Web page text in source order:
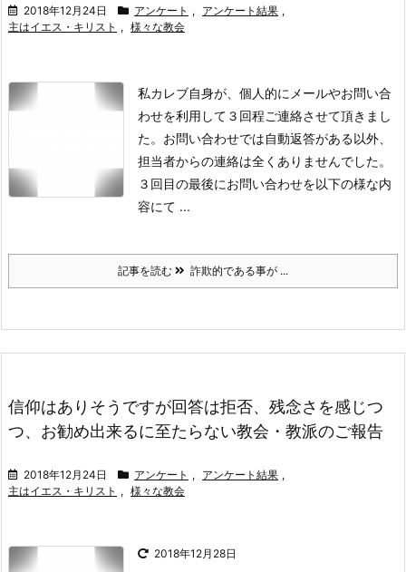
2018年12月24日 アンケート , アンケート結果 ,
主はイエス・キリスト , 様々な教会
私カレブ自身が、個人的にメールやお問い合
わせを利用して３回程ご連絡させて頂きまし
た。 お問い合わせでは自動返答がある以外、
担当者からの連絡は全くありませんでした。
３回目の最後にお問い合わせを以下の様な内
容にて ...
記事を読む 詐欺的である事が ...
信仰はありそうですが回答は拒否、残念さを感じつ
つ、お勧め出来るに至たらない教会・教派のご報告
2018年12月24日 アンケート , アンケート結果 ,
主はイエス・キリスト , 様々な教会
2018年12月28日